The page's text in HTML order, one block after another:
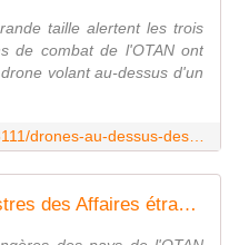
taille alertent les trois
de combat de l'OTAN ont
volant au-dessus d'un
Réunis en Suède, les ministres des Affaires étrangères débattent des moyens de renforcer l'Alliance